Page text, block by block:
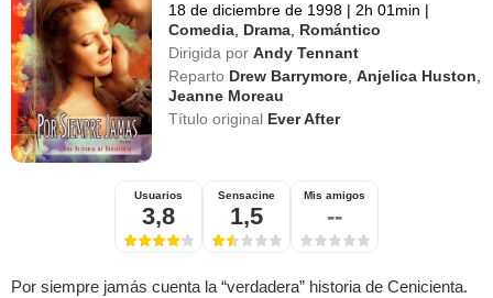
18 de diciembre de 1998 | 2h 01min |
Comedia Drama Romántico
Dirigida por Andy Tennant
Reparto Drew Barrymore ,Anjelica Huston
Jeanne Moreau
Título original Ever After
Usuarios
3,8
Sensacine
1,5
Mis amigos
--
Por siempre jamás cuenta la “verdadera” historia de Cenicienta.